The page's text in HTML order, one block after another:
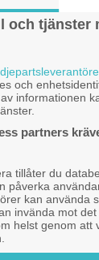
för
Johnson
”Sånt
fick fyra
tv: Dyr
jättesuccé –
och tjänster
och
informationen
partners
tillåter du
påverka
kan använda
invända mot
helst genom att